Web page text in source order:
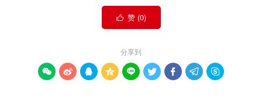
 赞 (0)
分享到
        